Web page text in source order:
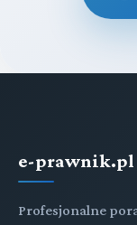
e-prawnik.pl
Profesjonalne